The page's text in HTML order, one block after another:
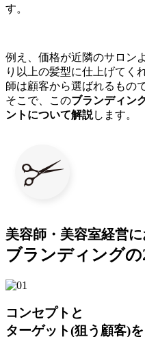
す。
例え、 価格が近隣のサロン
り以上の髪型に仕上げてく
師は顧客から選ばれるもの
そこで、このブランディン
ントについて解説します。
美容師・美容室経営
ブランディング
コンセプト と
ターゲット(狙う顧客)を